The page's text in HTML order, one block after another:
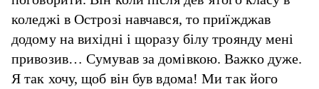
коледжі в Острозі навчався, то приїжджав
додому на вихідні і щоразу білу троянду мені
привозив… Сумував за домівкою. Важко дуже.
Я так хочу, щоб він був вдома! Ми так його